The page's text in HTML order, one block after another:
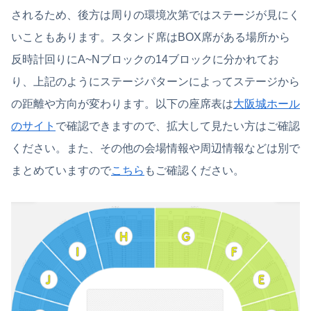
されるため、後方は周りの環境次第ではステージが見にく
いこともあります。スタンド席はBOX席がある場所から
反時計回りにA~Nブロックの14ブロックに分かれてお
り、上記のようにステージパターンによってステージから
の距離や方向が変わります。以下の座席表は大阪城ホール
のサイト で確認できますので、拡大して見たい方はご確認
ください。また、その他の会場情報や周辺情報などは別で
まとめていますのでこちら もご確認ください。